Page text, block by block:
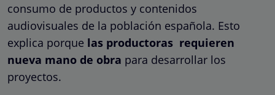
consumo de productos y contenidos
audiovisuales de la población española. Esto
explica porque las productoras requieren
nueva mano de obra para desarrollar los
proyectos.